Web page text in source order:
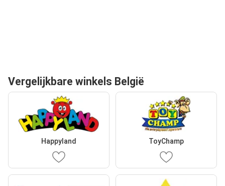
Vergelijkbare winkels België
Happyland ToyChamp